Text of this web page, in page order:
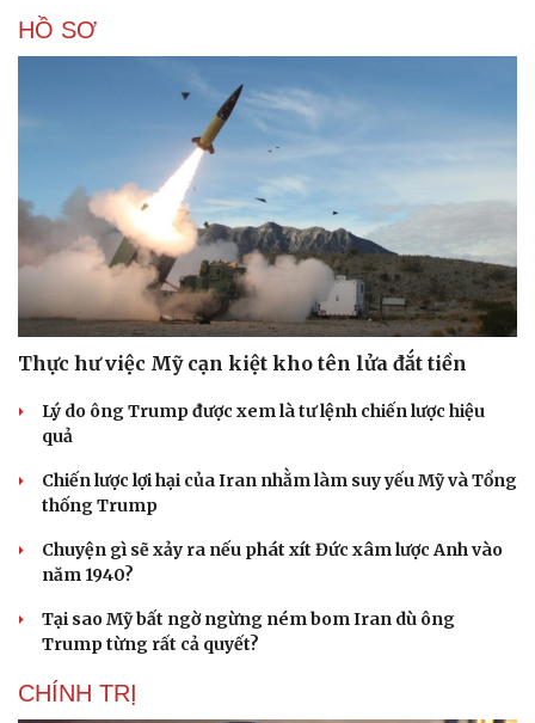
HỒ SƠ
Thực hư việc Mỹ cạn kiệt kho tên lửa đắt tiền
Lý do ông Trump được xem là tư lệnh chiến lược hiệu
quả
Chiến lược lợi hại của Iran nhằm làm suy yếu Mỹ và Tổng
thống Trump
Chuyện gì sẽ xảy ra nếu phát xít Đức xâm lược Anh vào
năm 1940?
Tại sao Mỹ bất ngờ ngừng ném bom Iran dù ông
Trump từng rất cả quyết?
CHÍNH TRỊ